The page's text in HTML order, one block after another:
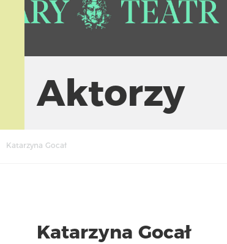
Aktorzy
Katarzyna Gocał
Katarzyna Gocał